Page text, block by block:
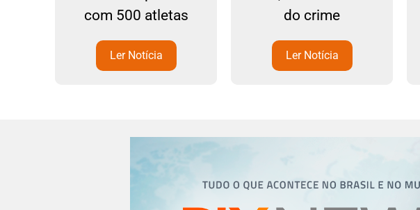
com 500 atletas
Ler Notícia
do crime
Ler Notícia